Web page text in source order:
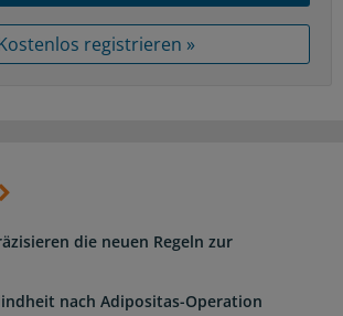
registrieren »
die neuen Regeln zur
nach Adipositas-Operation